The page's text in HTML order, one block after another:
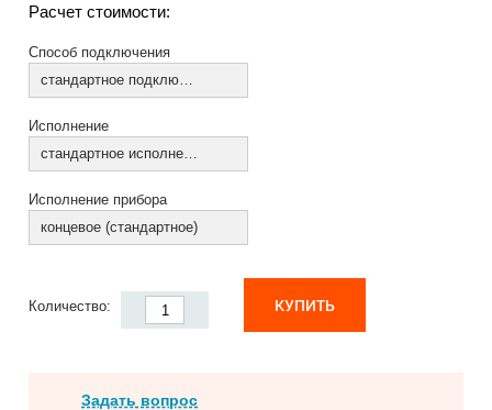
Расчет стоимости:
Способ подключения
стандартное подключение
Исполнение
стандартное исполнение
Исполнение прибора
концевое (стандартное)
Количество: КУПИТЬ
Задать вопрос